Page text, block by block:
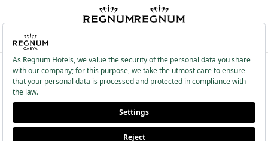
2026 ® Regnum Hotels. Alle Rechte vorbehalten.
Cookie Richtlinie